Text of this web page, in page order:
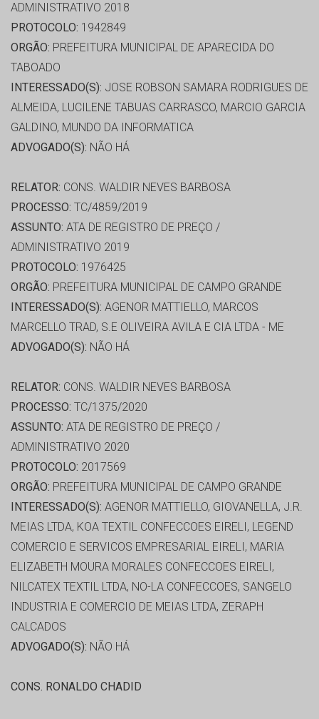
ADMINISTRATIVO 2018
PROTOCOLO: 1942849
ORGÃO: PREFEITURA MUNICIPAL DE APARECIDA DO
TABOADO
INTERESSADO(S): JOSE ROBSON SAMARA RODRIGUES DE
ALMEIDA, LUCILENE TABUAS CARRASCO, MARCIO GARCIA
GALDINO, MUNDO DA INFORMATICA
ADVOGADO(S): NÃO HÁ
RELATOR: CONS. WALDIR NEVES BARBOSA
PROCESSO: TC/4859/2019
ASSUNTO: ATA DE REGISTRO DE PREÇO /
ADMINISTRATIVO 2019
PROTOCOLO: 1976425
ORGÃO: PREFEITURA MUNICIPAL DE CAMPO GRANDE
INTERESSADO(S): AGENOR MATTIELLO, MARCOS
MARCELLO TRAD, S.E OLIVEIRA AVILA E CIA LTDA - ME
ADVOGADO(S): NÃO HÁ
RELATOR: CONS. WALDIR NEVES BARBOSA
PROCESSO: TC/1375/2020
ASSUNTO: ATA DE REGISTRO DE PREÇO /
ADMINISTRATIVO 2020
PROTOCOLO: 2017569
ORGÃO: PREFEITURA MUNICIPAL DE CAMPO GRANDE
INTERESSADO(S): AGENOR MATTIELLO, GIOVANELLA, J.R.
MEIAS LTDA, KOA TEXTIL CONFECCOES EIRELI, LEGEND
COMERCIO E SERVICOS EMPRESARIAL EIRELI, MARIA
ELIZABETH MOURA MORALES CONFECCOES EIRELI,
NILCATEX TEXTIL LTDA, NO-LA CONFECCOES, SANGELO
INDUSTRIA E COMERCIO DE MEIAS LTDA, ZERAPH
CALCADOS
ADVOGADO(S): NÃO HÁ
CONS. RONALDO CHADID